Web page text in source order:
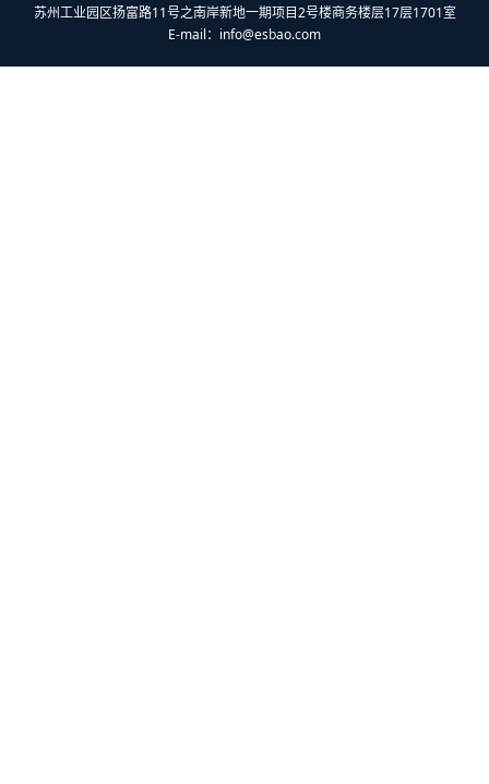
苏州工业园区扬富路11号之南岸新地一期项目2号楼商务楼层17层1701室
E-mail： info@esbao.com